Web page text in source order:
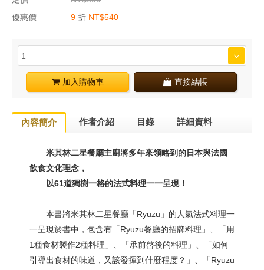
優惠價
9 折 NT$540
加入購物車 直接結帳
內容簡介 作者介紹 目錄 詳細資料
米其林二星餐廳主廚將多年來領略到的日本與法國
飲食文化理念，
以61道獨樹一格的法式料理一一呈現！
本書將米其林二星餐廳「Ryuzu」的人氣法式料理一
一呈現於書中，包含有「Ryuzu餐廳的招牌料理」、「用
1種食材製作2種料理」、「承前啓後的料理」、「如何
引導出食材的味道，又該發揮到什麼程度？」、「Ryuzu